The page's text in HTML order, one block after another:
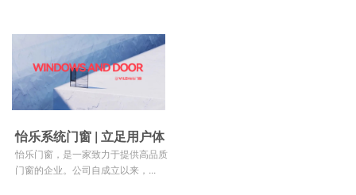
怡乐系统门窗 | 立足用户体
验，打造放心品牌
怡乐门窗，是一家致力于提供高品质
门窗的企业。公司自成立以来，...